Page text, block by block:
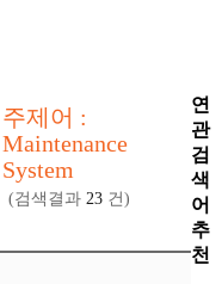
주제어 :
Maintenance
System
(검색결과 23 건)
연
관
검
색
어
추
천